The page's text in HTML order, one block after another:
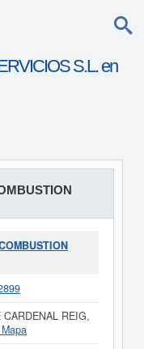
S.L. en
CARDENAL REIG,